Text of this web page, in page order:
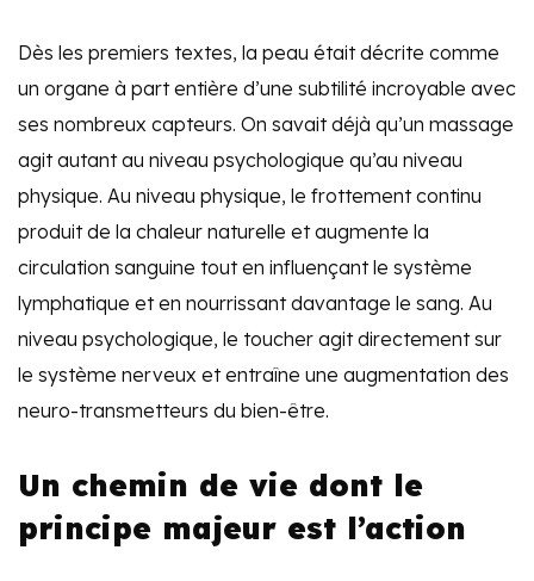
Dès les premiers textes, la peau était décrite comme
un organe à part entière d’une subtilité incroyable avec
ses nombreux capteurs. On savait déjà qu’un massage
agit autant au niveau psychologique qu’au niveau
physique. Au niveau physique, le frottement continu
produit de la chaleur naturelle et augmente la
circulation sanguine tout en influençant le système
lymphatique et en nourrissant davantage le sang. Au
niveau psychologique, le toucher agit directement sur
le système nerveux et entraîne une augmentation des
neuro-transmetteurs du bien-être.
Un chemin de vie dont le
principe majeur est l’action